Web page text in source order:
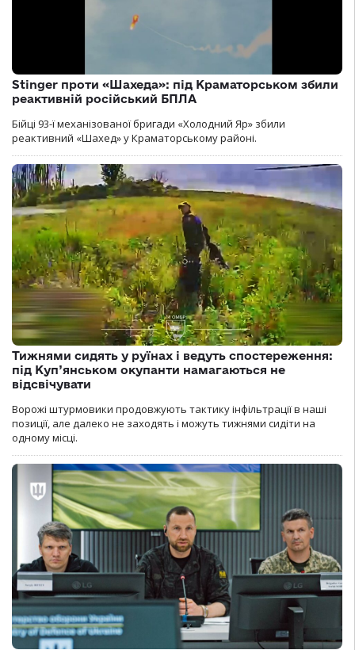
Stinger проти «Шахеда»: під Краматорськом збили
реактивній російський БПЛА
Бійці 93-ї механізованої бригади «Холодний Яр» збили
реактивний «Шахед» у Краматорському районі.
Тижнями сидять у руїнах і ведуть спостереження:
під Куп’янськом окупанти намагаються не
відсвічувати
Ворожі штурмовики продовжують тактику інфільтрації в наші
позиції, але далеко не заходять і можуть тижнями сидіти на
одному місці.